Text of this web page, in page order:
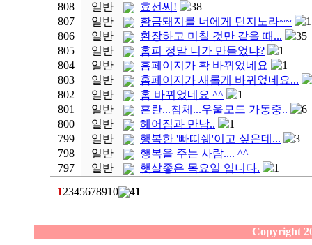
808
일반 효선씨!
38
807
일반 황금돼지를 너에게 던지노라~~
1
806
일반 환장하고 미칠 것만 같을 때...
35
805
일반 홈피 정말 니가 만들었냐?
1
804
일반 홈페이지가 확 바뀌었네요
1
803
일반
홈페이지가 새롭게 바뀌었네요...
802
일반 홈 바뀌었네요 ^^
1
801
일반 혼란...침체...우울모드 가동중..
6
800
일반 헤어짐과 만남..
1
799
일반 행복한 '빠띠쉐'이고 싶은데...
3
798
일반
행복을 주는 사람.... ^^
797
일반 햇살좋은 목요일 입니다.
1
12345678910 41
Copyright